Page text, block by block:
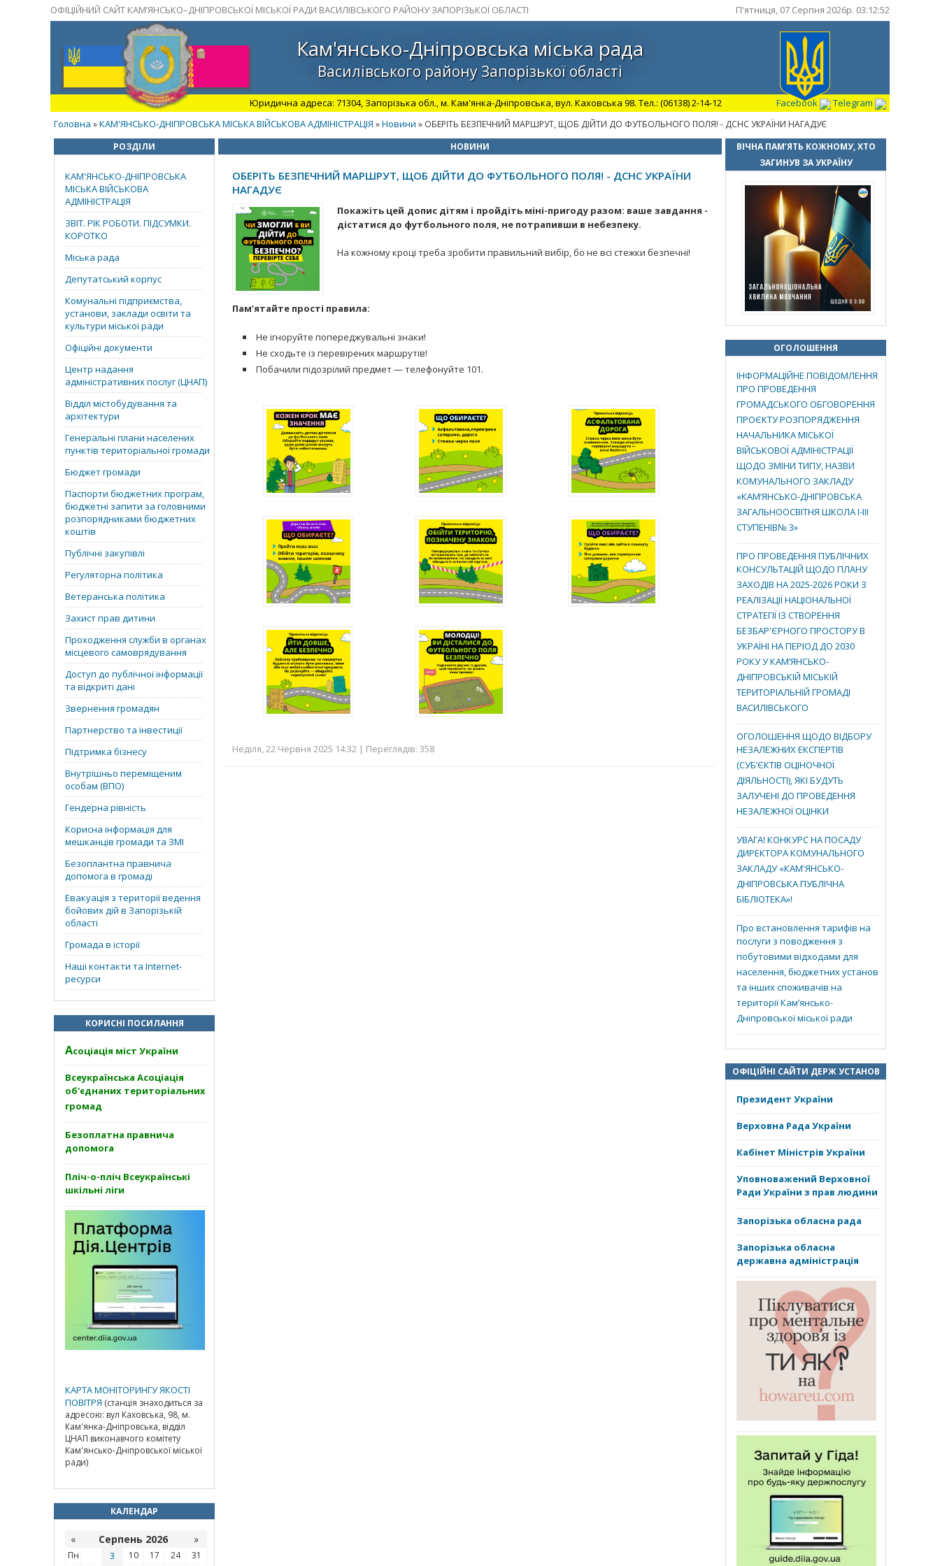
ОФІЦІЙНИЙ САЙТ КАМ’ЯНСЬКО–ДНІПРОВСЬКОЇ МІСЬКОЇ РАДИ ВАСИЛІВСЬКОГО РАЙОНУ ЗАПОРІЗЬКОЇ ОБЛАСТІ П'ятниця, 07 Серпня 2026р. 03:12:53
Кам'янсько-Дніпровська міська рада
Василівського району Запорізької області
Юридична адреса: 71304, Запорізька обл., м. Кам'янка-Дніпровська, вул. Каховська 98. Тел.: (06138) 2-14-12 Facebook
Telegram
Головна »КАМ'ЯНСЬКО-ДНІПРОВСЬКА МІСЬКА ВІЙСЬКОВА АДМІНІСТРАЦІЯ »Новини » ОБЕРІТЬ БЕЗПЕЧНИЙ МАРШРУТ, ЩОБ ДІЙТИ ДО ФУТБОЛЬНОГО ПОЛЯ! - ДСНС УКРАЇНИ НАГАДУЄ
РОЗДІЛИ
КАМ'ЯНСЬКО-ДНІПРОВСЬКА
МІСЬКА ВІЙСЬКОВА
АДМІНІСТРАЦІЯ
ЗВІТ. РІК РОБОТИ. ПІДСУМКИ.
КОРОТКО
Міська рада
Депутатський корпус
Комунальні підприємства,
установи, заклади освіти та
культури міської ради
Офіційні документи
Центр надання
адміністративних послуг (ЦНАП)
Відділ містобудування та
архітектури
Генеральні плани населених
пунктів територіальної громади
Бюджет громади
Паспорти бюджетних програм,
бюджетні запити за головними
розпорядниками бюджетних
коштів
Публічні закупівлі
Регуляторна політика
Ветеранська політика
Захист прав дитини
Проходження служби в органах
місцевого самоврядування
Доступ до публічної інформації
та відкриті дані
Звернення громадян
Партнерство та інвестиції
Підтримка бізнесу
Внутрішньо переміщеним
особам (ВПО)
Гендерна рівність
Корисна інформація для
мешканців громади та ЗМІ
Безоплантна правнича
допомога в громаді
Евакуація з території ведення
бойових дій в Запорізькій
області
Громада в історії
Наші контакти та Internet-
ресурси
КОРИСНІ ПОСИЛАННЯ
Асоціація міст України
Всеукраїнська Асоціація
об'єднаних територіальних
громад
Безоплатна правнича
допомога
Пліч-о-пліч Всеукраїнські
шкільні ліги
КАРТА МОНІТОРИНГУ ЯКОСТІ
ПОВІТРЯ (станція знаходиться за
адресою: вул Каховська, 98, м.
Кам'янка-Дніпровська, відділ
ЦНАП виконавчого комітету
Кам'янсько-Дніпровської міської
ради)
КАЛЕНДАР
« Серпень 2026 »
Пн 3 10 17 24
31
НОВИНИ
ОБЕРІТЬ БЕЗПЕЧНИЙ МАРШРУТ, ЩОБ ДІЙТИ ДО ФУТБОЛЬНОГО ПОЛЯ! - ДСНС УКРАЇНИ
НАГАДУЄ
Покажіть цей допис дітям і пройдіть міні-пригоду разом: ваше завдання -
дістатися до футбольного поля, не потрапивши в небезпеку.
На кожному кроці треба зробити правильний вибір, бо не всі стежки безпечні!
Пам’ятайте прості правила:
Не ігноруйте попереджувальні знаки!
Не сходьте із перевірених маршрутів!
Побачили підозрілий предмет — телефонуйте 101.
Неділя, 22 Червня 2025 14:32 | Переглядів: 358
ВІЧНА ПАМ’ЯТЬ КОЖНОМУ, ХТО
ЗАГИНУВ ЗА УКРАЇНУ
ОГОЛОШЕННЯ
ІНФОРМАЦІЙНЕ ПОВІДОМЛЕННЯ
ПРО ПРОВЕДЕННЯ
ГРОМАДСЬКОГО ОБГОВОРЕННЯ
ПРОЄКТУ РОЗПОРЯДЖЕННЯ
НАЧАЛЬНИКА МІСЬКОЇ
ВІЙСЬКОВОЇ АДМІНІСТРАЦІЇ
ЩОДО ЗМІНИ ТИПУ, НАЗВИ
КОМУНАЛЬНОГО ЗАКЛАДУ
«КАМ’ЯНСЬКО-ДНІПРОВСЬКА
ЗАГАЛЬНООСВІТНЯ ШКОЛА І-ІІІ
СТУПЕНІВ№ 3»
ПРО ПРОВЕДЕННЯ ПУБЛІЧНИХ
КОНСУЛЬТАЦІЙ ЩОДО ПЛАНУ
ЗАХОДІВ НА 2025-2026 РОКИ З
РЕАЛІЗАЦІЇ НАЦІОНАЛЬНОЇ
СТРАТЕГІЇ ІЗ СТВОРЕННЯ
БЕЗБАР'ЄРНОГО ПРОСТОРУ В
УКРАЇНІ НА ПЕРІОД ДО 2030
РОКУ У КАМ’ЯНСЬКО-
ДНІПРОВСЬКІЙ МІСЬКІЙ
ТЕРИТОРІАЛЬНІЙ ГРОМАДІ
ВАСИЛІВСЬКОГО
ОГОЛОШЕННЯ ЩОДО ВІДБОРУ
НЕЗАЛЕЖНИХ ЕКСПЕРТІВ
(СУБ’ЄКТІВ ОЦІНОЧНОЇ
ДІЯЛЬНОСТІ), ЯКІ БУДУТЬ
ЗАЛУЧЕНІ ДО ПРОВЕДЕННЯ
НЕЗАЛЕЖНОЇ ОЦІНКИ
УВАГА! КОНКУРС НА ПОСАДУ
ДИРЕКТОРА КОМУНАЛЬНОГО
ЗАКЛАДУ «КАМ'ЯНСЬКО-
ДНІПРОВСЬКА ПУБЛІЧНА
БІБЛІОТЕКА»!
Про встановлення тарифів на
послуги з поводження з
побутовими відходами для
населення, бюджетних установ
та інших споживачів на
території Кам’янсько-
Дніпровської міської ради
ОФІЦІЙНІ САЙТИ ДЕРЖ УСТАНОВ
Президент України
Верховна Рада України
Кабінет Міністрів України
Уповноважений Верховної
Ради України з прав людини
Запорізька обласна рада
Запорізька обласна
державна адміністрація